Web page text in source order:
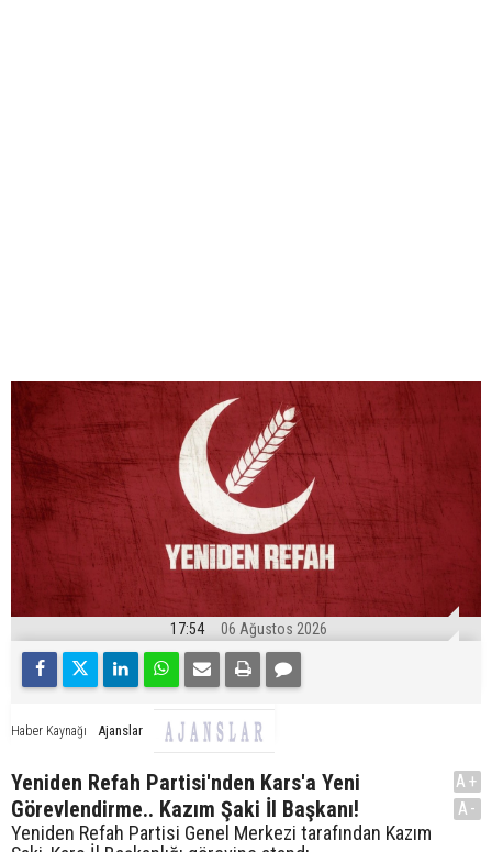
17:54 06 Ağustos 2026
Haber Kaynağı Ajanslar
Yeniden Refah Partisi'nden Kars'a Yeni
Görevlendirme.. Kazım Şaki İl Başkanı!
Yeniden Refah Partisi Genel Merkezi tarafından Kazım
A+
A-